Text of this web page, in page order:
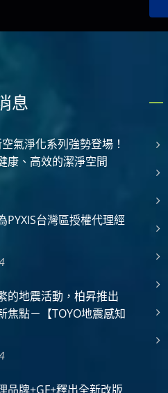
息
氣淨化系列強勢登場！
康、高效的潔淨空間
PYXIS台灣區授權代理經
的地震活動，柏昇推出
焦點－【TOYO地震感知
品牌+GF+釋出全新改版